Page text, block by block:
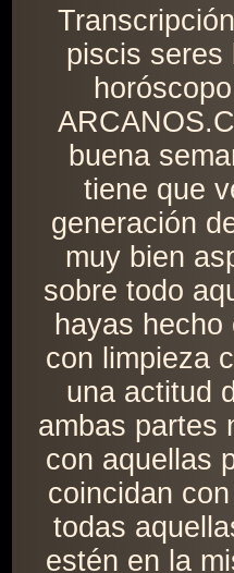
piscis seres
buena
tiene que
generación
muy bien
sobre todo
hayas hecho
con limpieza
una actitud
ambas partes
con aquellas
coincidan
todas
estén en la